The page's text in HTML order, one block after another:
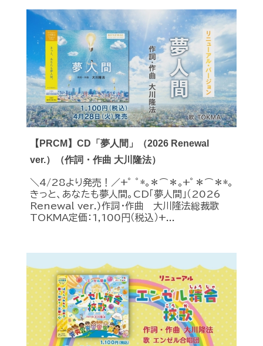
【PRCM】CD「夢人間」（2026 Renewal
ver.）（作詞・作曲 大川隆法）
＼4/28より発売！／+ﾟ ﾟ*｡＊⌒＊｡+ﾟ＊⌒＊*｡
きっと、あなたも夢人間。CD「夢人間」（2026
Renewal ver.)作詞・作曲 大川隆法総裁歌
TOKMA定価：1,100円（税込）+...